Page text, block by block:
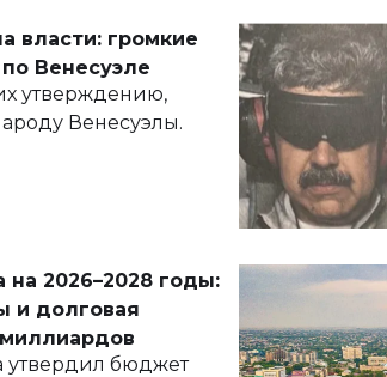
власти: громкие
Венесуэле
утверждению,
Венесуэлы.
2026–2028 годы:
и долговая
миллиардов
утвердил бюджет